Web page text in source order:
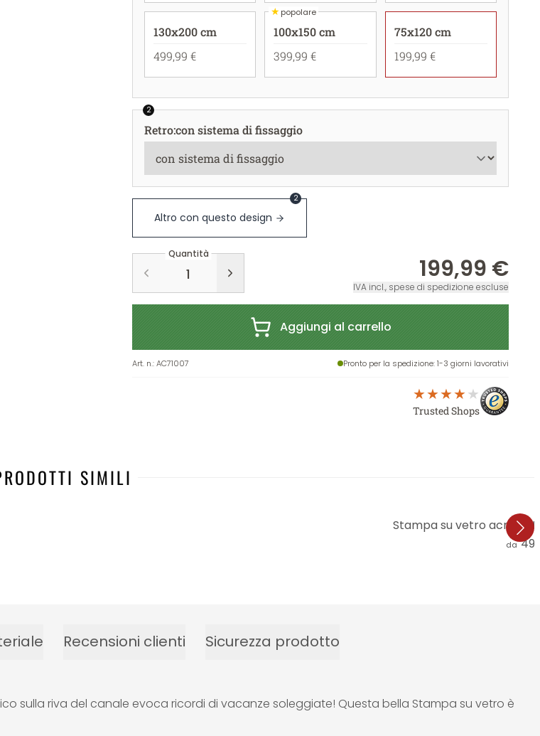
130x200 cm
499,99 €
★popolare
100x150 cm
399,99 €
75x120 cm
199,99 €
2
Retro:con sistema di fissaggio
Altro con questo design
2
Quantità
199,99 €
IVA incl., spese di spedizione escluse
Aggiungi al carrello
Art. n.:AC71007 Pronto per la spedizione: 1-3 giorni lavorativi
Trusted Shops
SIMILI
Stampa su vetro acrilico
da
Recensioni clienti Sicurezza prodotto
sulla riva del canale evoca ricordi di vacanze soleggiate! Questa bella Stampa su vetro è